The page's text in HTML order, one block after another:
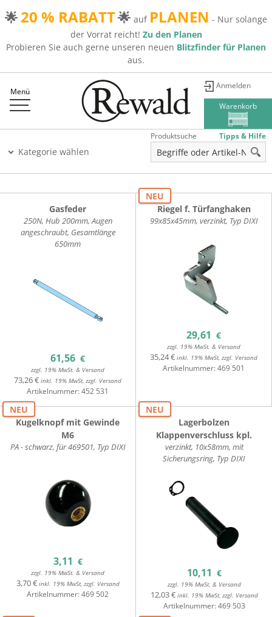
🌟 20 % RABATT🌟 auf PLANEN - Nur solange
der Vorrat reicht! Zu den Planen
Probieren Sie auch gerne unseren neuen Blitzfinder für Planen
aus.
Menü
Anmelden
Warenkorb
Kategorie wählen
Produktsuche Tipps & Hilfe
Gasfeder
250N, Hub 200mm, Augen
angeschraubt, Gesamtlänge
650mm
61,56 €
zzgl. 19% MwSt. & Versand
73,26 € inkl. 19% MwSt, zzgl. Versand
Artikelnummer:452 531
Riegel f. Türfanghaken
99x85x45mm, verzinkt, Typ DIXI
29,61 €
zzgl. 19% MwSt. & Versand
35,24 € inkl. 19% MwSt, zzgl. Versand
Artikelnummer:469 501
NEU
Kugelknopf mit Gewinde
M6
PA - schwarz, für 469501, Typ DIXI
3,11 €
zzgl. 19% MwSt. & Versand
3,70 €inkl. 19% MwSt, zzgl. Versand
Artikelnummer:469 502
NEU
Lagerbolzen
Klappenverschluss kpl.
verzinkt, 10x58mm, mit
Sicherungsring, Typ DIXI
10,11 €
zzgl. 19% MwSt. & Versand
12,03 €inkl. 19% MwSt, zzgl. Versand
Artikelnummer:469 503
NEU